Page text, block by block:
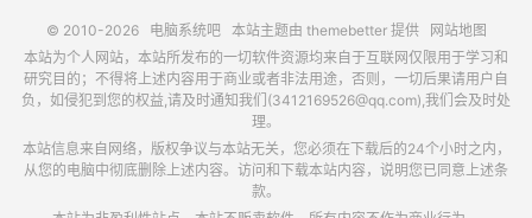
© 2010-2026 电脑系统吧本站主题由 themebetter提供
网站地图
本站为个人网站，本站所发布的一切软件资源均来自于互联网仅限用于学习和
研究目的；不得将上述内容用于商业或者非法用途，否则，一切后果请用户自
负，如侵犯到您的权益,请及时通知我们(3412169526@qq.com),我们会及时处
理。
本站信息来自网络，版权争议与本站无关，您必须在下载后的24个小时之内，
从您的电脑中彻底删除上述内容。访问和下载本站内容，说明您已同意上述条
款。